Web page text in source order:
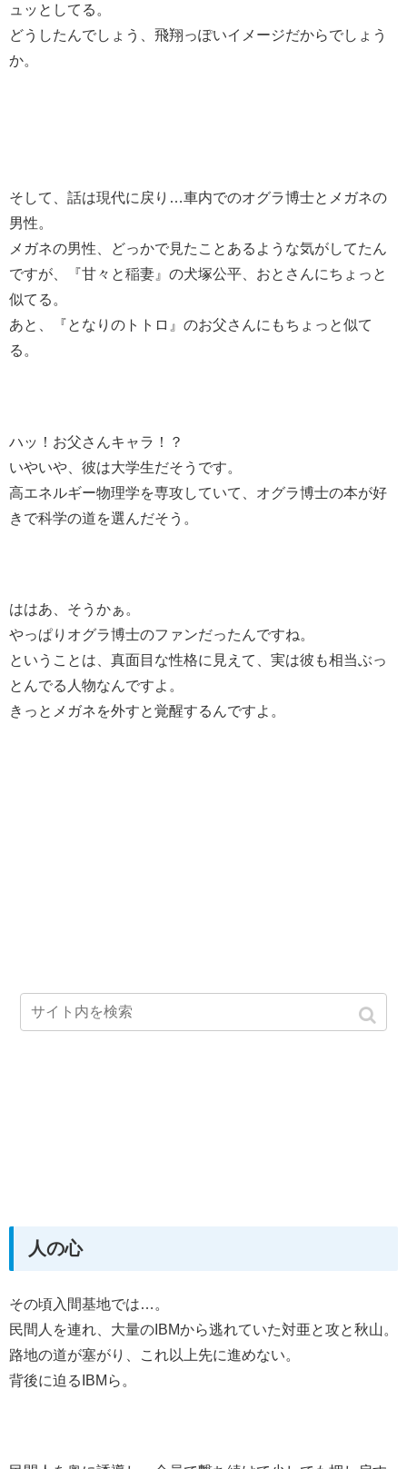
ュッとしてる。
どうしたんでしょう、飛翔っぽいイメージだからでしょう
か。
そして、話は現代に戻り…車内でのオグラ博士とメガネの
男性。
メガネの男性、どっかで見たことあるような気がしてたん
ですが、『甘々と稲妻』の犬塚公平、おとさんにちょっと
似てる。
あと、『となりのトトロ』のお父さんにもちょっと似て
る。
ハッ！お父さんキャラ！？
いやいや、彼は大学生だそうです。
高エネルギー物理学を専攻していて、オグラ博士の本が好
きで科学の道を選んだそう。
ははあ、そうかぁ。
やっぱりオグラ博士のファンだったんですね。
ということは、真面目な性格に見えて、実は彼も相当ぶっ
とんでる人物なんですよ。
きっとメガネを外すと覚醒するんですよ。
人の心
その頃入間基地では…。
民間人を連れ、大量のIBMから逃れていた対亜と攻と秋山。
路地の道が塞がり、これ以上先に進めない。
背後に迫るIBMら。